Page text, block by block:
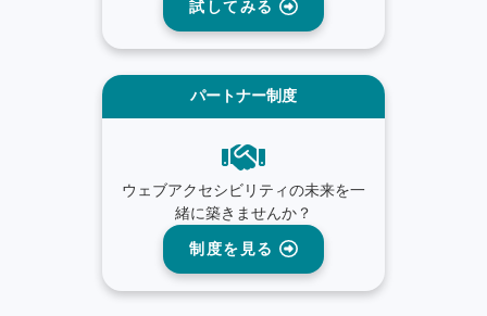
試してみる
パートナー制度
ウェブアクセシビリティの未来を一
緒に築きませんか？
制度を見る